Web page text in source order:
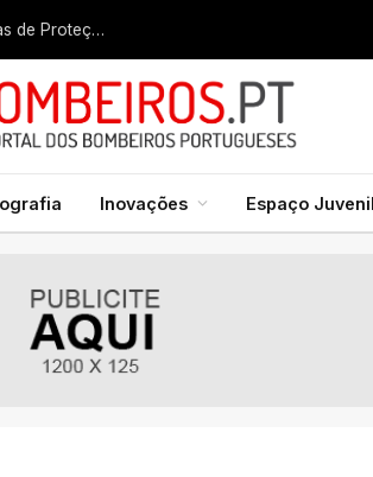
Liga dos Bombeiros quer fazer nascer licenciatura em Ciências de Proteção Civil e Bombeiros
Inovações Espaço Juvenil